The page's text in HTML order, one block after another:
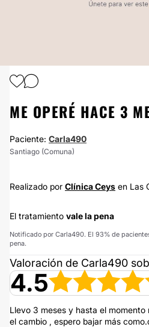
ME OPERÉ HACE 3
Paciente: Carla490
Santiago (Comuna)
Realizado por Clínica Ceys en Las
El tratamiento vale la pena
Notificado por Carla490. El 93% de
pena.
Valoración de Carla490
4.5
Llevo 3 meses y hasta el
el cambio , espero bajar más